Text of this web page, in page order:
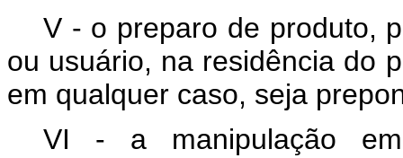
V - o preparo de produto,
ou usuário, na residência do
em qualquer caso, seja
VI - a manipulação